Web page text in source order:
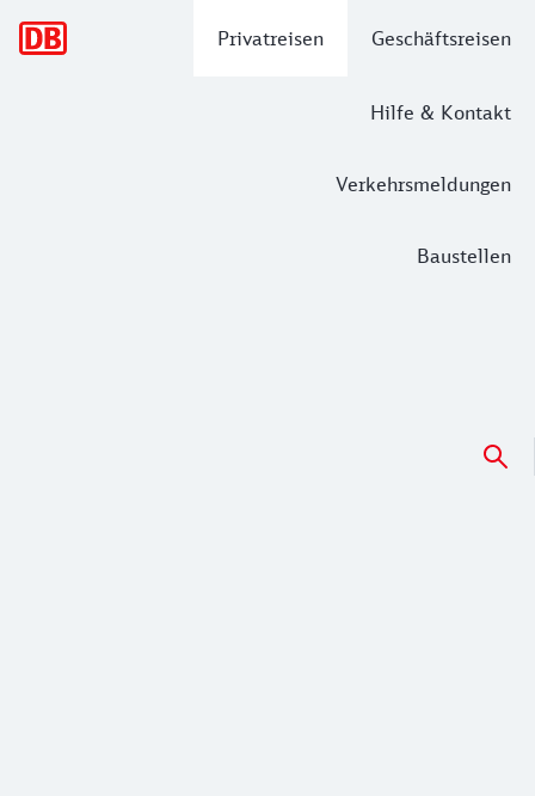
Privatreisen Geschäftsreisen
Hilfe & Kontakt
Verkehrsmeldungen
Baustellen